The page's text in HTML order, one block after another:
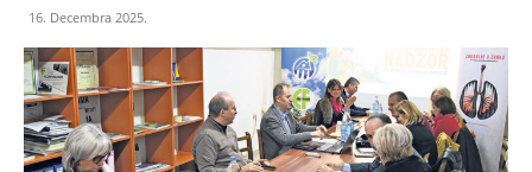
16. Decembra 2025.